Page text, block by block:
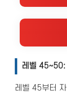
레벨 45~50:
레벨 45부터